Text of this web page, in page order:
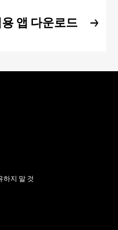
앱 다운로드
하지 말 것